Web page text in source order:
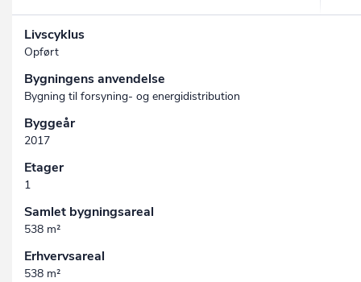
Livscyklus
Opført
Bygningens anvendelse
Bygning til forsyning- og energidistribution
Byggeår
2017
Etager
1
Samlet bygningsareal
538 m²
Erhvervsareal
538 m²